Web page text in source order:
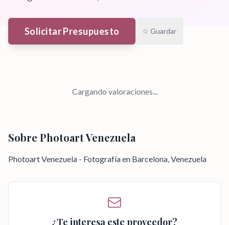
Solicitar Presupuesto ☆ Guardar
Cargando valoraciones...
Sobre Photoart Venezuela
Photoart Venezuela - Fotografía en Barcelona, Venezuela
¿Te interesa este proveedor?